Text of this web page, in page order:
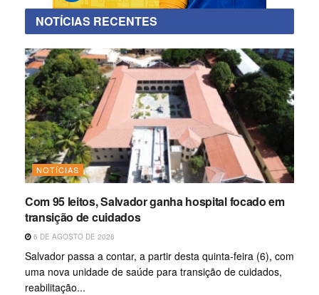
NOTÍCIAS RECENTES
NOTÍCIAS
Com 95 leitos, Salvador ganha hospital focado em
transição de cuidados
6 DE AGOSTO DE 2026
Salvador passa a contar, a partir desta quinta-feira (6), com
uma nova unidade de saúde para transição de cuidados,
reabilitação...